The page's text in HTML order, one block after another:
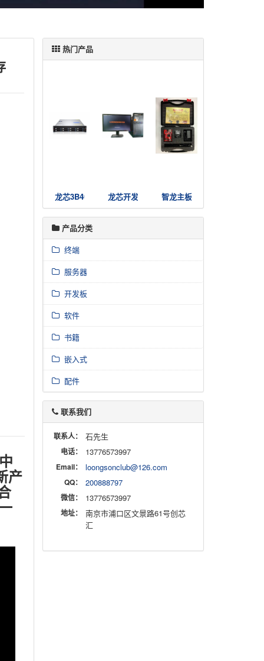
产
热门产品
龙芯3B4000国产高可用服务器集群
龙芯开发者电脑3A4000
智龙主板套件
产品分类
终端
服务器
开发板
软件
书籍
嵌入式
配件
联系我们
联系人： 石先生
电话： 13776573997
Email： loongsonclub@126.com
QQ： 200888797
微信： 13776573997
地址：
南京市浦口区文景路61号创芯
汇